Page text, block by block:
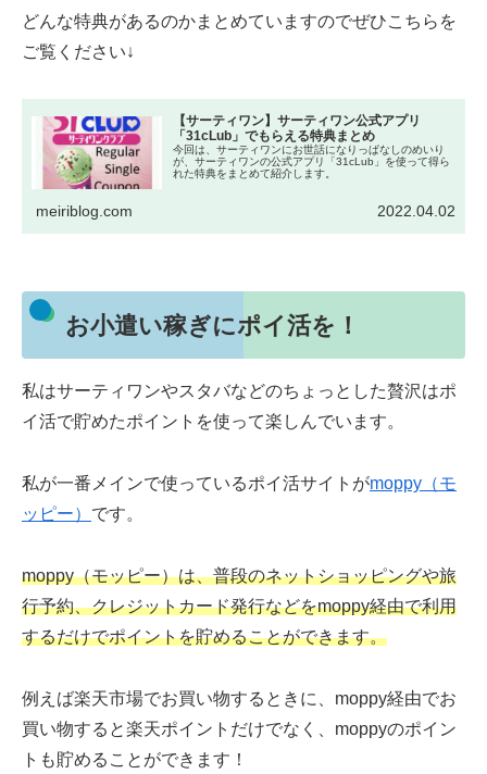
どんな特典があるのかまとめていますのでぜひこちらを
ご覧ください↓
【サーティワン】サーティワン公式アプリ
「31cLub」でもらえる特典まとめ
今回は、サーティワンにお世話になりっぱなしのめいり
が、サーティワンの公式アプリ「31cLub」を使って得ら
れた特典をまとめて紹介します。
meiriblog.com 2022.04.02
お小遣い稼ぎにポイ活を！
私はサーティワンやスタバなどのちょっとした贅沢はポ
イ活で貯めたポイントを使って楽しんでいます。
私が一番メインで使っているポイ活サイトがmoppy（モ
ッピー） です。
moppy（モッピー）は、普段のネットショッピングや旅
行予約、クレジットカード発行などをmoppy経由で利用
するだけでポイントを貯めることができます。
例えば楽天市場でお買い物するときに、moppy経由でお
買い物すると楽天ポイントだけでなく、moppyのポイン
トも貯めることができます！